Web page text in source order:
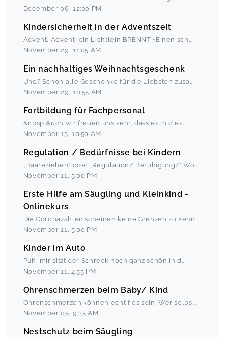
December 06 12:00 PM
Kindersicherheit in der Adventszeit
Advent, Advent, ein Lichtlein BRENNT!•Einen sch ...
November 29 11:05 AM
Ein nachhaltiges Weihnachtsgeschenk
Und? Schon alle Geschenke für die Liebsten zusa ...
November 29 10:55 AM
Fortbildung für Fachpersonal
&nbsp;Auch wir freuen uns sehr, dass es in dies...
November 15 10:50 AM
Regulation / Bedürfnisse bei Kindern
„Haareziehen“ oder „Regulation/ Beruhigung/“:Wo...
November 11
5:00 PM
Erste Hilfe am Säugling und Kleinkind -
Onlinekurs
Die Coronazahlen scheinen keine Grenzen zu kenn ...
November 11
5:00 PM
Kinder im Auto
Puh, mir sitzt der Schreck noch ganz schön in d ...
November 11
4:55 PM
Ohrenschmerzen beim Baby/ Kind
Ohrenschmerzen können echt fies sein. Wer selbs...
November 05 9:35 AM
Nestschutz beim Säugling